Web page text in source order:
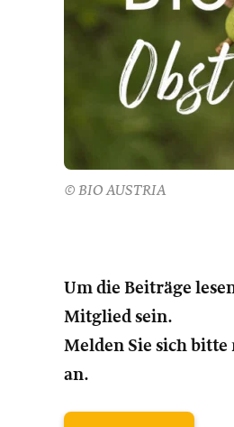
© BIO AUSTRIA
Um die Beiträge
Mitglied sein.
Melden Sie sich
an.